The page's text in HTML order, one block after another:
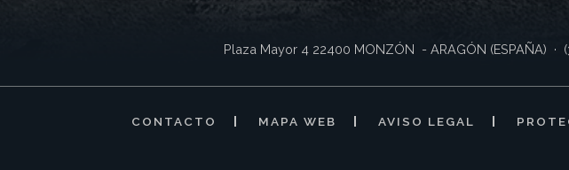
Plaza Mayor 4 22400 MONZÓN - ARAGÓN (ESPAÑA) ·
CONTACTO MAPA WEB AVISO LEGAL